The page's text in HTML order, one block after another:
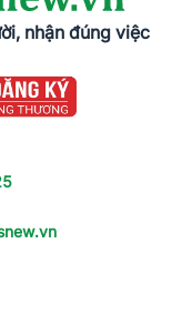
nhận đúng việc